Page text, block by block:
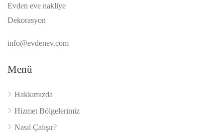
Evden eve nakliye
Dekorasyon
info@evdenev.com
Menü
Hakkımızda
Hizmet Bölgelerimiz
Nasıl Çalışır?